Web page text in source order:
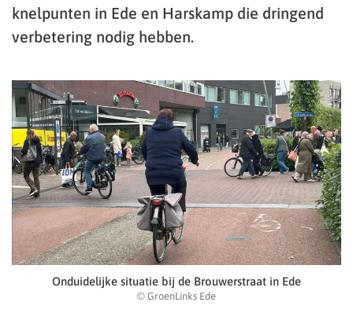
knelpunten in Ede en Harskamp die dringend
verbetering nodig hebben.
Onduidelijke situatie bij de Brouwerstraat in Ede
© GroenLinks Ede